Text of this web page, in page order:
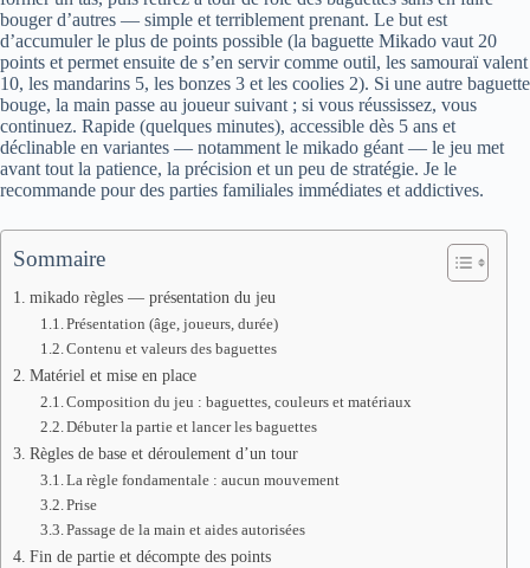
bouger d’autres — simple et terriblement prenant. Le but est
d’accumuler le plus de points possible (la baguette Mikado vaut 20
points et permet ensuite de s’en servir comme outil, les samouraï valent
10, les mandarins 5, les bonzes 3 et les coolies 2). Si une autre baguette
bouge, la main passe au joueur suivant ; si vous réussissez, vous
continuez. Rapide (quelques minutes), accessible dès 5 ans et
déclinable en variantes — notamment le mikado géant — le jeu met
avant tout la patience, la précision et un peu de stratégie. Je le
recommande pour des parties familiales immédiates et addictives.
Sommaire
mikado règles — présentation du jeu
Présentation (âge, joueurs, durée)
Contenu et valeurs des baguettes
Matériel et mise en place
Composition du jeu : baguettes, couleurs et matériaux
Débuter la partie et lancer les baguettes
Règles de base et déroulement d’un tour
La règle fondamentale : aucun mouvement
Prise
Passage de la main et aides autorisées
Fin de partie et décompte des points